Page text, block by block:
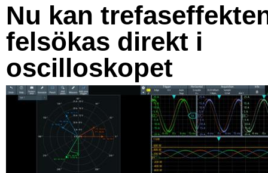
Nu kan
felsökas direkt i
oscilloskopet